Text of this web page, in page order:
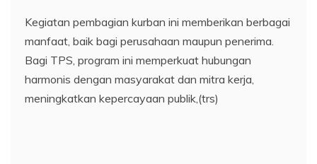
Kegiatan pembagian kurban ini memberikan berbagai
manfaat, baik bagi perusahaan maupun penerima.
Bagi TPS, program ini memperkuat hubungan
harmonis dengan masyarakat dan mitra kerja,
meningkatkan kepercayaan publik,(trs)